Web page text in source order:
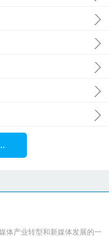
体产业转型和新媒体发展的一